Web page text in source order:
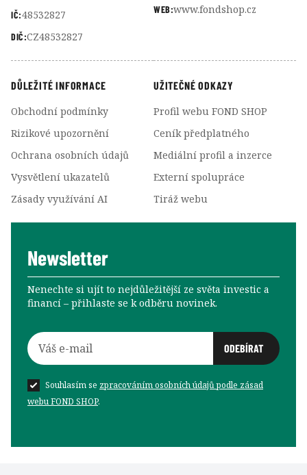
IČ:48532827
DIČ:CZ48532827
WEB:www.fondshop.cz
DŮLEŽITÉ INFORMACE
Obchodní podmínky
Rizikové upozornění
Ochrana osobních údajů
Vysvětlení ukazatelů
Zásady využívání AI
UŽITEČNÉ ODKAZY
Profil webu FOND SHOP
Ceník předplatného
Mediální profil a inzerce
Externí spolupráce
Tiráž webu
Newsletter
Nenechte si ujít to nejdůležitější ze světa investic a
financí –⁠⁠⁠⁠⁠⁠ přihlaste se k odběru novinek.
Souhlasím se zpracováním osobních údajů podle zásad
webu FOND SHOP.